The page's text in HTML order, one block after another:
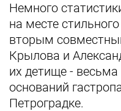
Немного
на месте
вторым
Крылова и
их детище -
оснований
Петроградке.